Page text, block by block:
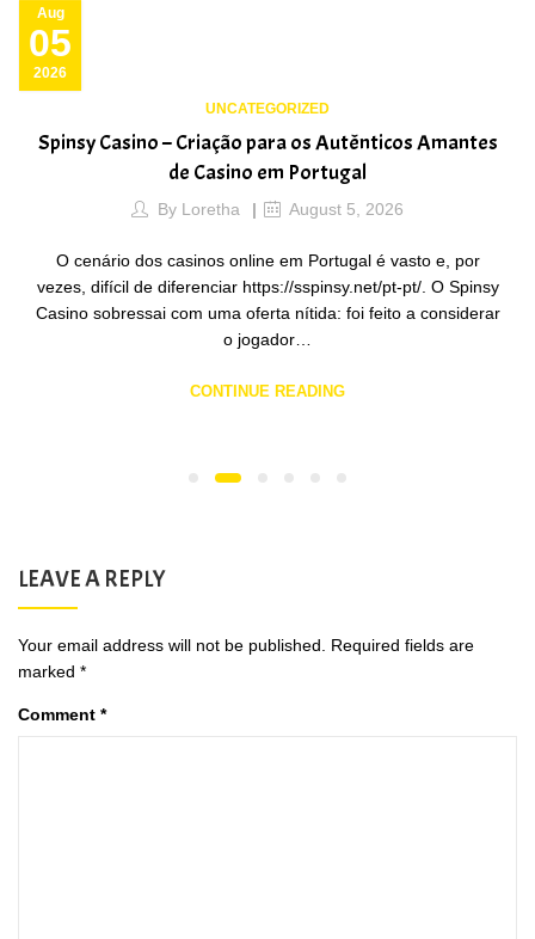
05
Aug
2026
UNCATEGORIZED
Spinsy Casino – Criação para os Autênticos Amantes
de Casino em Portugal
By Loretha August 5, 2026
O cenário dos casinos online em Portugal é vasto e, por
vezes, difícil de diferenciar https://sspinsy.net/pt-pt/. O Spinsy
Casino sobressai com uma oferta nítida: foi feito a considerar
o jogador…
CONTINUE READING
LEAVE A REPLY
Your email address will not be published.
Required fields are
marked *
Comment *